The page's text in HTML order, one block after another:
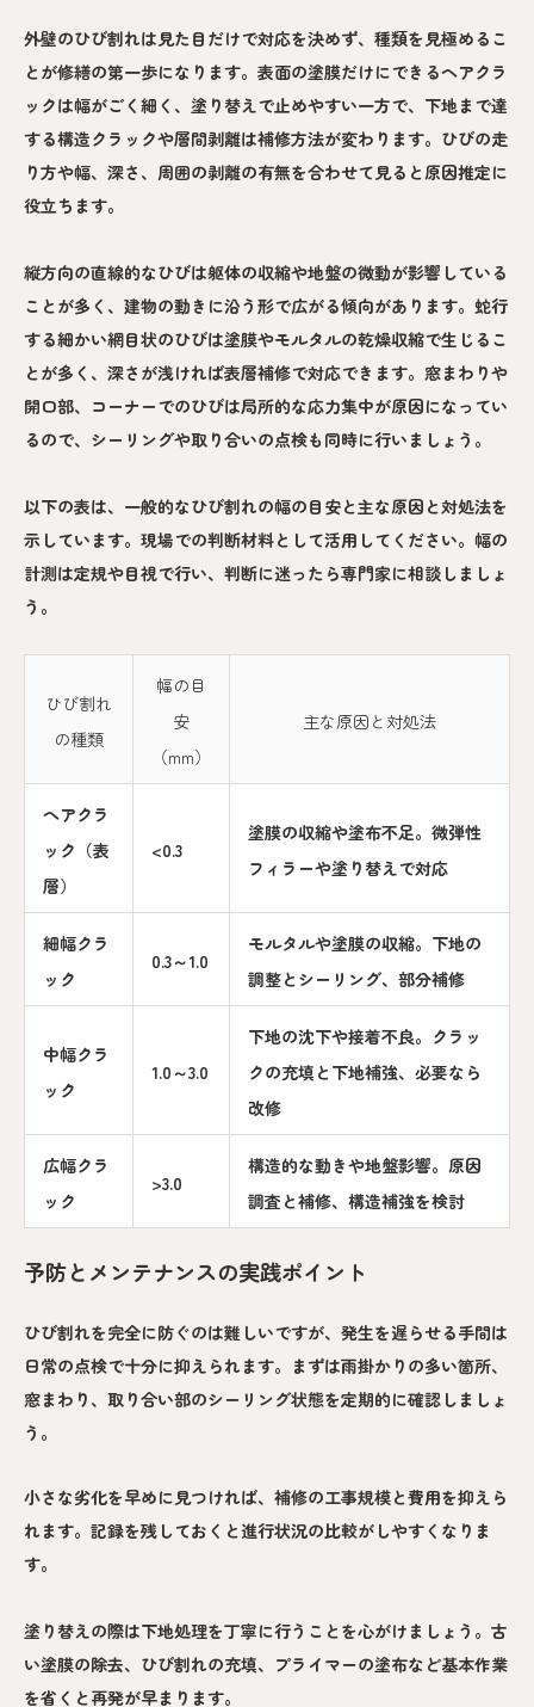
外壁のひび割れは見た目だけで対応を決めず、種類を見極めるこ
とが修繕の第一歩になります。表面の塗膜だけにできるヘアクラ
ックは幅がごく細く、塗り替えで止めやすい一方で、下地まで達
する構造クラックや層間剥離は補修方法が変わります。ひびの走
り方や幅、深さ、周囲の剥離の有無を合わせて見ると原因推定に
役立ちます。
縦方向の直線的なひびは躯体の収縮や地盤の微動が影響している
ことが多く、建物の動きに沿う形で広がる傾向があります。蛇行
する細かい網目状のひびは塗膜やモルタルの乾燥収縮で生じるこ
とが多く、深さが浅ければ表層補修で対応できます。窓まわりや
開口部、コーナーでのひびは局所的な応力集中が原因になってい
るので、シーリングや取り合いの点検も同時に行いましょう。
以下の表は、一般的なひび割れの幅の目安と主な原因と対処法を
示しています。現場での判断材料として活用してください。幅の
計測は定規や目視で行い、判断に迷ったら専門家に相談しましょ
う。
ひび割れ
の種類
幅の目
安
（mm）
主な原因と対処法
ヘアクラ
ック（表
層）
<0.3
塗膜の収縮や塗布不足。微弾性
フィラーや塗り替えで対応
細幅クラ
ック
0.3～1.0
モルタルや塗膜の収縮。下地の
調整とシーリング、部分補修
中幅クラ
ック
1.0～3.0
下地の沈下や接着不良。クラッ
クの充填と下地補強、必要なら
改修
広幅クラ
ック
>3.0
構造的な動きや地盤影響。原因
調査と補修、構造補強を検討
予防とメンテナンスの実践ポイント
ひび割れを完全に防ぐのは難しいですが、発生を遅らせる手間は
日常の点検で十分に抑えられます。まずは雨掛かりの多い箇所、
窓まわり、取り合い部のシーリング状態を定期的に確認しましょ
う。
小さな劣化を早めに見つければ、補修の工事規模と費用を抑えら
れます。記録を残しておくと進行状況の比較がしやすくなりま
す。
塗り替えの際は下地処理を丁寧に行うことを心がけましょう。古
い塗膜の除去、ひび割れの充填、プライマーの塗布など基本作業
を省くと再発が早まります。